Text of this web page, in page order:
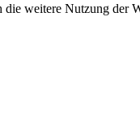
weitere Nutzung der